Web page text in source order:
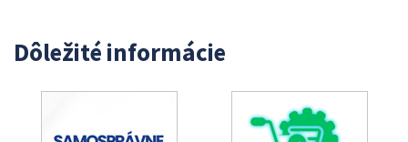
Dôležité informácie